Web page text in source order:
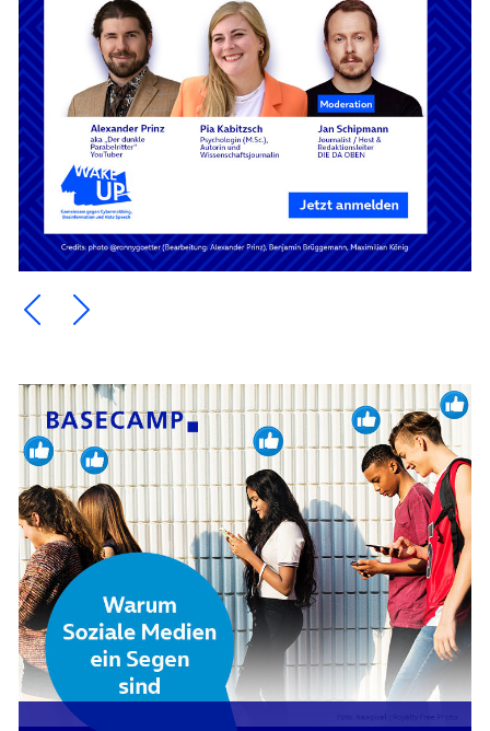
Ein Element zurück blättern
Ein Element weiter blättern